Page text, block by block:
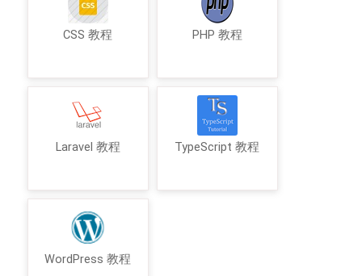
CSS 教程 PHP 教程
Laravel 教程 TypeScript 教程
WordPress 教程